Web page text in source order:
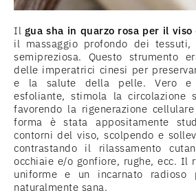
Il gua sha in quarzo rosa per il viso
il massaggio profondo dei
semipreziosa. Questo strumento
delle imperatrici cinesi per
e la salute della pelle. Vero e
esfoliante, stimola la circolazione
favorendo la rigenerazione
forma è stata appositamente
contorni del viso, scolpendo e
contrastando il rilassamento
occhiaie e/o gonfiore, rughe, ecc. Il
uniforme e un incarnato radioso
naturalmente sana.